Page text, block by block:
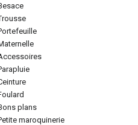
besace
trousse
portefeuille
maternelle
accessoires
parapluie
ceinture
foulard
bons plans
petite maroquinerie